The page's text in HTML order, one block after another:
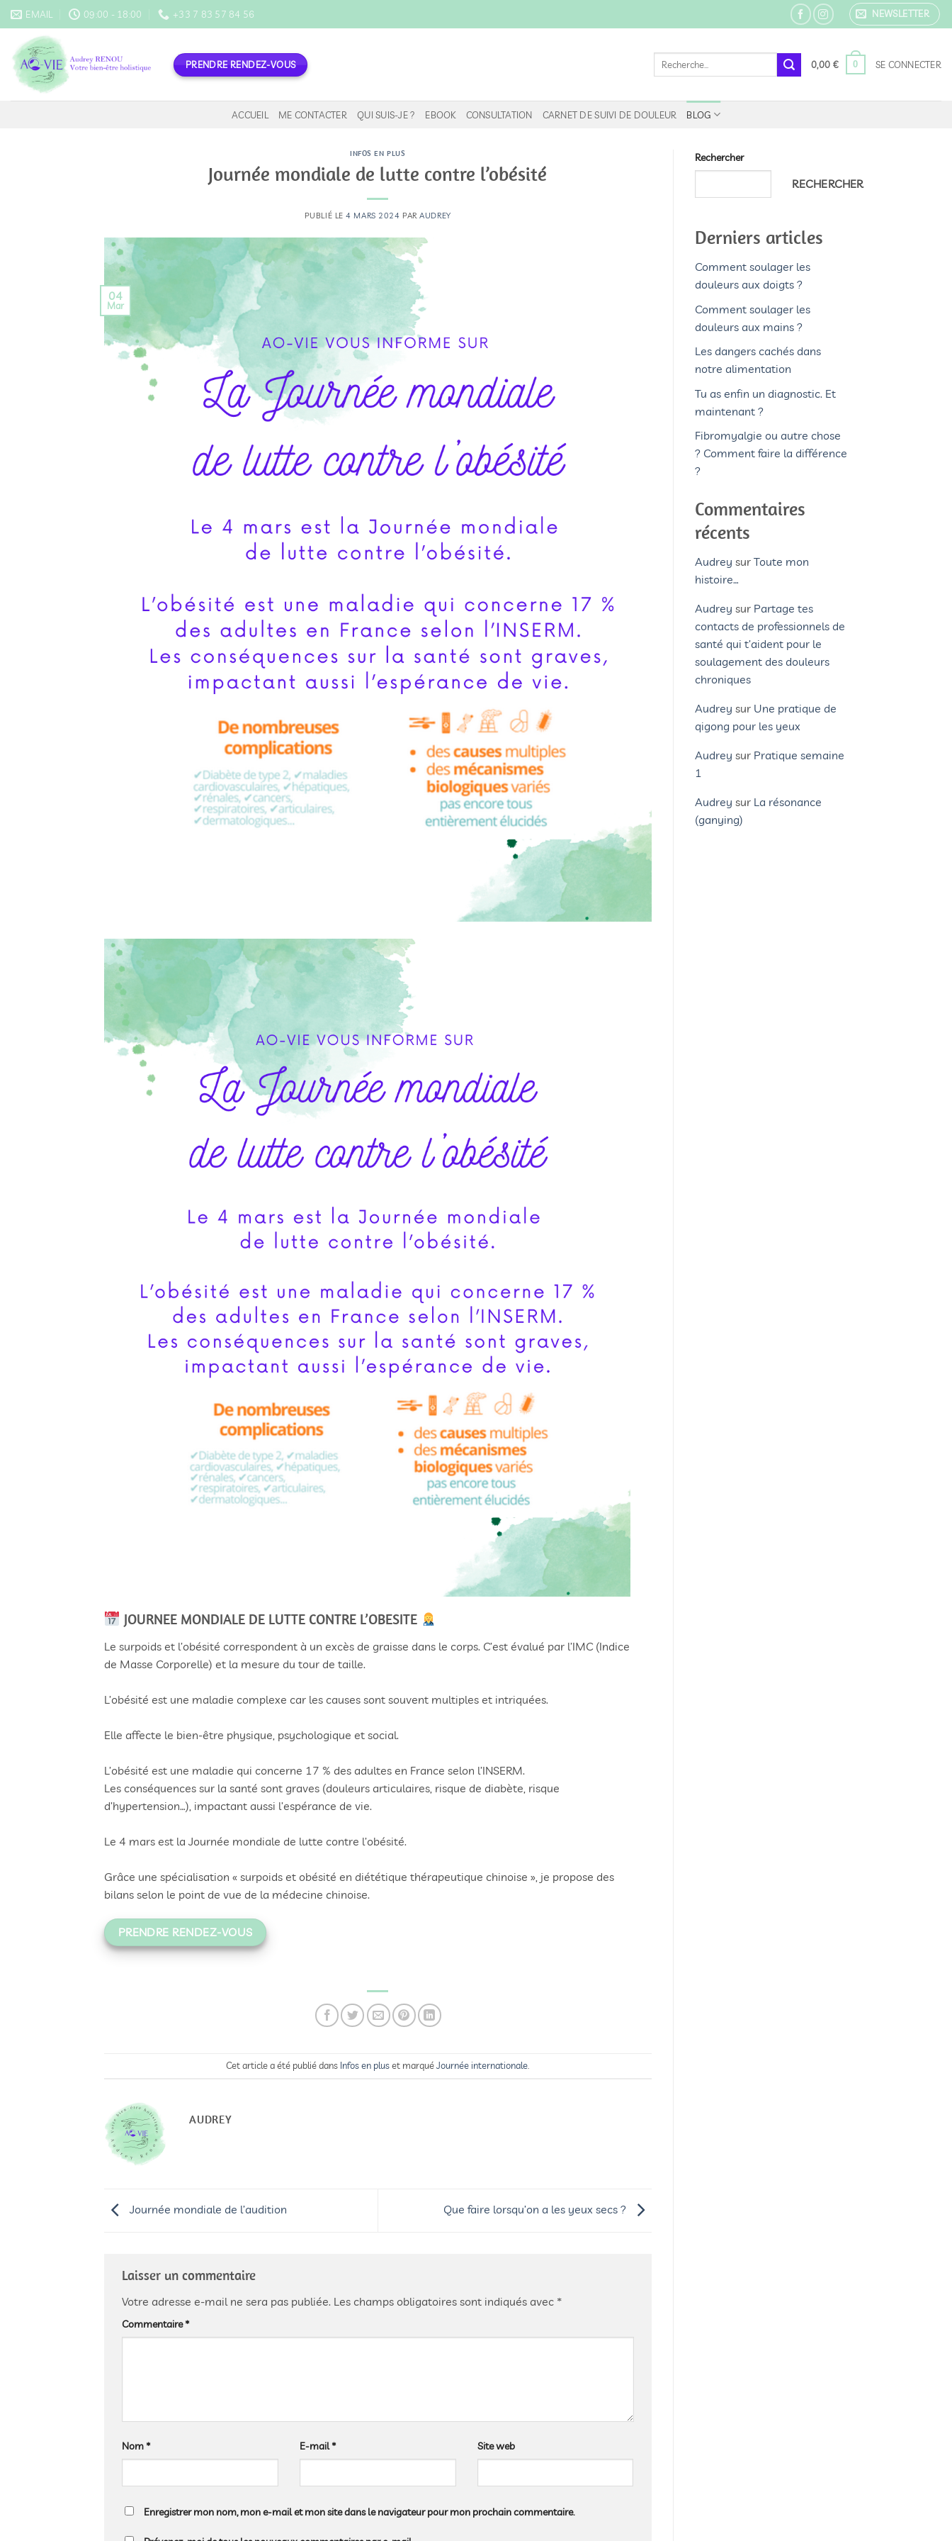
Passer
au
contenu
EMAIL 09:00 - 18:00 +33 7 83 57 84 56 NEWSLETTER
PRENDRE RENDEZ-VOUS
Recherche
0,00 € 0 SE CONNECTER
ACCUEIL ME CONTACTER QUI SUIS-JE ? EBOOK CONSULTATION CARNET DE SUIVI DE DOULEUR BLOG
INFOS EN PLUS
Journée mondiale de lutte contre l’obésité
PUBLIÉ LE4 MARS 2024 PARAUDREY
04
Mar
JOURNEE MONDIALE DE LUTTE CONTRE L’OBESITE
Le surpoids et l’obésité correspondent à un excès de graisse dans le corps. C’est évalué par l’IMC (Indice
de Masse Corporelle) et la mesure du tour de taille.
L’obésité est une maladie complexe car les causes sont souvent multiples et intriquées.
Elle affecte le bien-être physique, psychologique et social.
L’obésité est une maladie qui concerne 17 % des adultes en France selon l’INSERM.
Les conséquences sur la santé sont graves (douleurs articulaires, risque de diabète, risque
d’hypertension…), impactant aussi l’espérance de vie.
Le 4 mars est la Journée mondiale de lutte contre l’obésité.
Grâce une spécialisation « surpoids et obésité en diététique thérapeutique chinoise », je propose des
bilans selon le point de vue de la médecine chinoise.
PRENDRE RENDEZ-VOUS
Cet article a été publié dans Infos en pluset marquéJournée internationale.
AUDREY
Journée mondiale de l’audition Que faire lorsqu’on a les yeux secs ?
Laisser un commentaire
Votre adresse e-mail ne sera pas publiée. Les champs obligatoires sont indiqués avec *
Commentaire*
Nom * E-mail* Site web
Enregistrer mon nom, mon e-mail et mon site dans le navigateur pour mon prochain commentaire.
Rechercher
RECHERCHER
Derniers articles
Comment soulager les
douleurs aux doigts ?
Comment soulager les
douleurs aux mains ?
Les dangers cachés dans
notre alimentation
Tu as enfin un diagnostic. Et
maintenant ?
Fibromyalgie ou autre chose
? Comment faire la différence
?
Commentaires
récents
Audrey sur Toute mon
histoire…
Audrey sur Partage tes
contacts de professionnels de
santé qui t’aident pour le
soulagement des douleurs
chroniques
Audrey sur Une pratique de
qigong pour les yeux
Audrey sur Pratique semaine
1
Audrey sur La résonance
(ganying)